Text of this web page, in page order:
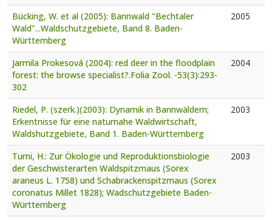
Bücking, W. et al (2005): Bannwald "Bechtaler
Wald"...Waldschutzgebiete, Band 8. Baden-
Württemberg
2005
Jarmila Prokesová (2004): red deer in the floodplain
forest: the browse specialist?.Folia Zool. -53(3):293-
302
2004
Riedel, P. (szerk.)(2003): Dynamik in Bannwäldern;
Erkentnisse für eine naturnahe Waldwirtschaft,
Waldshutzgebiete, Band 1. Baden-Württemberg
2003
Turni, H.: Zur Ökologie und Reproduktionsbiologie
der Geschwisterarten Waldspitzmaus (Sorex
araneus L. 1758) und Schabrackenspitzmaus (Sorex
coronatus Millet 1828); Wadschutzgebiete Baden-
Württemberg
2003